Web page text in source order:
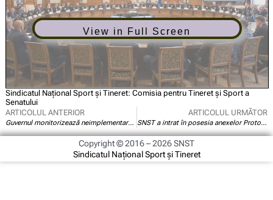
View in Full Screen
Sindicatul Național Sport și Tineret: Comisia pentru Tineret și Sport a
Senatului
ARTICOLUL ANTERIOR
Guvernul monitorizează neimplementarea acțiunilor de descentralizare și transfer
ARTICOLUL URMĂTOR
SNST a intrat în posesia anexelor Protocolului de predare-primire MS/MFTES
Copyright © 2016 – 2026 SNST
Sindicatul Național Sport și Tineret